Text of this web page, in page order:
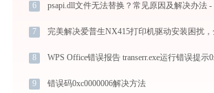
6 psapi.dll文件无法替换？常见原因及解决办法
7
8
9 错误码0xc0000006解决方法